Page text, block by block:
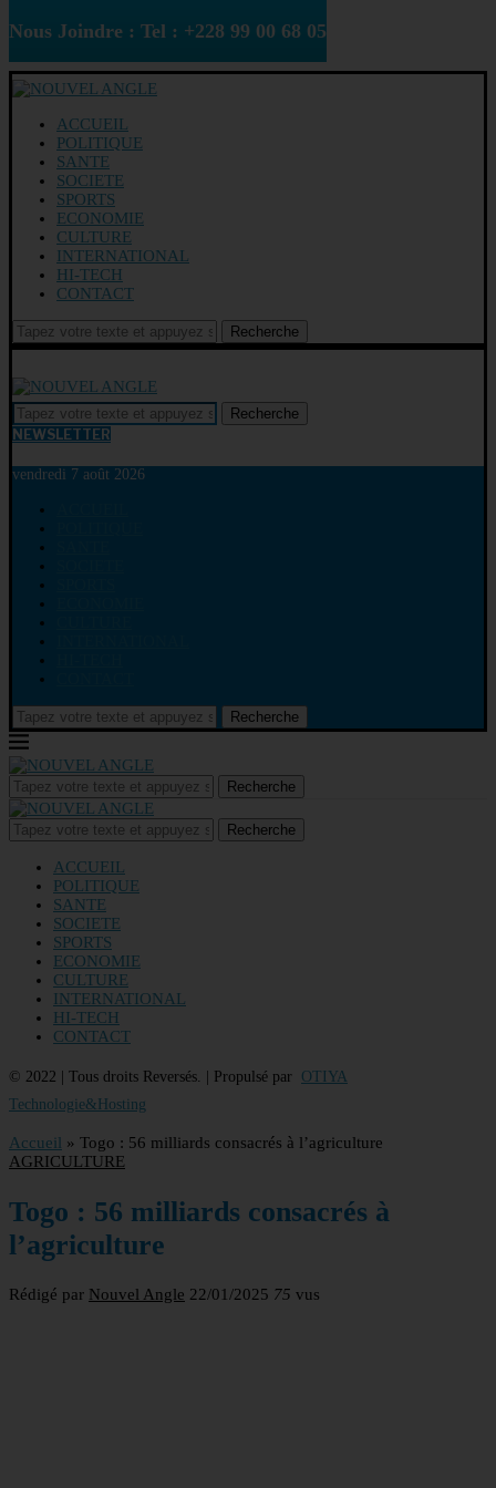
Nous Joindre : Tel : +228 99 00 68 05
ACCUEIL
POLITIQUE
SANTE
SOCIETE
SPORTS
ECONOMIE
CULTURE
INTERNATIONAL
HI-TECH
CONTACT
Recherche
Recherche
NEWSLETTER
vendredi 7 août 2026
Recherche
Recherche
Recherche
ACCUEIL
POLITIQUE
SANTE
SOCIETE
SPORTS
ECONOMIE
CULTURE
INTERNATIONAL
HI-TECH
CONTACT
© 2022 | Tous droits Reversés. | Propulsé par OTIYA
Technologie&Hosting
Accueil » Togo : 56 milliards consacrés à l’agriculture
AGRICULTURE
Togo : 56 milliards consacrés à
l’agriculture
Rédigé par Nouvel Angle 22/01/2025 75 vus